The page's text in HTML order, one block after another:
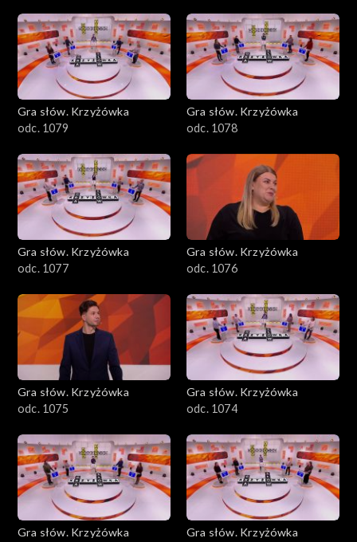
Gra słów. Krzyżówka
odc. 1079
Gra słów. Krzyżówka
odc. 1078
Gra słów. Krzyżówka
odc. 1077
Gra słów. Krzyżówka
odc. 1076
Gra słów. Krzyżówka
odc. 1075
Gra słów. Krzyżówka
odc. 1074
Gra słów. Krzyżówka
Gra słów. Krzyżówka